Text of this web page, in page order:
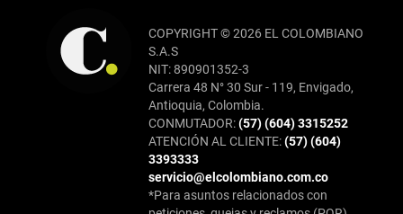
COPYRIGHT © 2026 EL COLOMBIANO
S.A.S
NIT: 890901352-3
Carrera 48 N° 30 Sur - 119, Envigado,
Antioquia, Colombia.
CONMUTADOR:(57) (604) 3315252
ATENCIÓN AL CLIENTE:(57) (604)
3393333
servicio@elcolombiano.com.co
*Para asuntos relacionados con